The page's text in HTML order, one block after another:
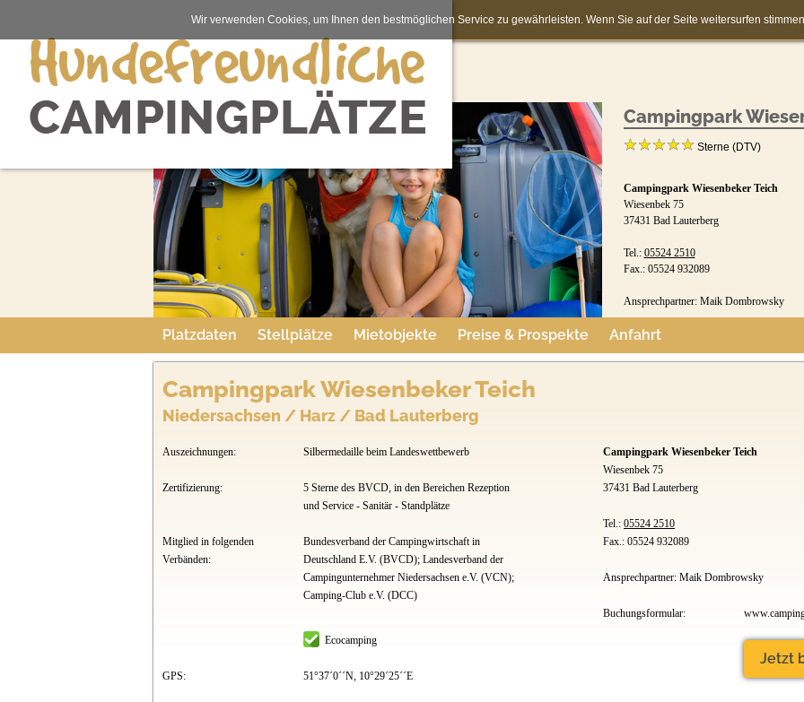
Campingpark
Sterne (DTV)
Campingpark Wiesenbeker Teich
Wiesenbek 75
37431 Bad Lauterberg
Tel.: 05524 2510
Fax.: 05524 932089
Ansprechpartner: Maik Dombrowsky
www.campingwiesenbek.de/
Platzdaten Stellplätze Mietobjekte Preise & Prospekte Anfahrt
Campingpark Wiesenbeker Teich
Niedersachsen / Harz / Bad Lauterberg
Auszeichnungen: Silbermedaille beim Landeswettbewerb
Zertifizierung:
5 Sterne des BVCD, in den Bereichen Rezeption
und Service - Sanitär - Standplätze
Mitglied in folgenden
Verbänden:
Bundesverband der Campingwirtschaft in
Deutschland E.V. (BVCD); Landesverband der
Campingunternehmer Niedersachsen e.V. (VCN);
Camping-Club e.V. (DCC)
Ecocamping
GPS: 51°37´0´´N, 10°29´25´´E
Campingpark Wiesenbeker Teich
Wiesenbek 75
37431 Bad Lauterberg
Tel.: 05524 2510
Fax.: 05524 932089
Ansprechpartner: Maik Dombrowsky
Buchungsformular:
Jetzt
Wir verwenden Cookies, um Ihnen den bestmöglichen Service zu gewährleisten. Wenn Sie auf der Seite weitersurfen